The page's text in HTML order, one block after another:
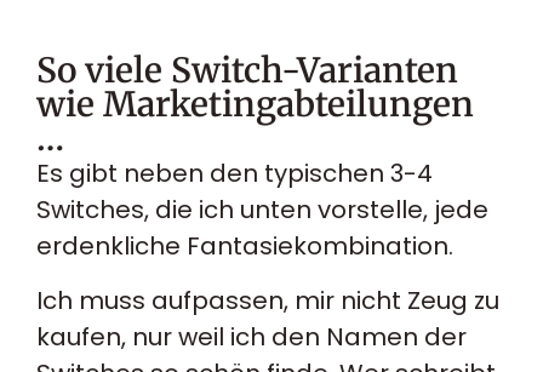
So viele Switch-Varianten
wie Marketingabteilungen
…
Es gibt neben den typischen 3-4
Switches, die ich unten vorstelle, jede
erdenkliche Fantasiekombination.
Ich muss aufpassen, mir nicht Zeug zu
kaufen, nur weil ich den Namen der